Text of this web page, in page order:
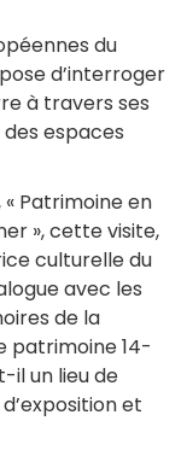
du
d’interroger
à travers ses
espaces
Patrimoine en
», cette visite,
culturelle du
avec les
de la
patrimoine 14-
il un lieu de
et